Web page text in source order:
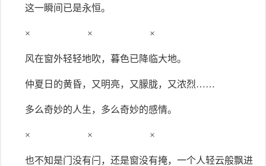
这一瞬间已是永恒。
× × ×
风在窗外轻轻地吹，暮色已降临大地。
仲夏日的黄昏，又明亮，又朦胧，又浓烈……
多么奇妙的人生，多么奇妙的感情。
× × ×
也不知是门没有闩，还是窗没有掩，一个人轻云般飘进